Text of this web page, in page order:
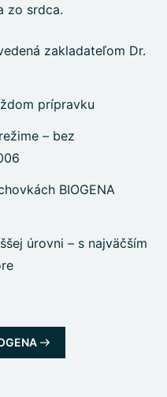
zo srdca.
zakladateľom Dr.
prípravku
– bez
BIOGENA
úrovni – s najväčším